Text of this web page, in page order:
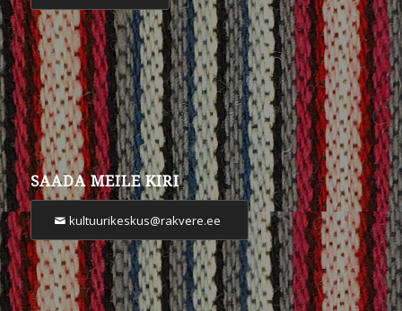
SAADA MEILE KIRI
kultuurikeskus@rakvere.ee